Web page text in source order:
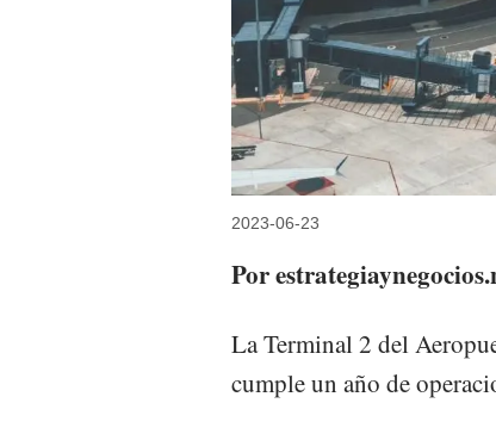
2023-06-23
Por
La Terminal 2 del
cumple un año de